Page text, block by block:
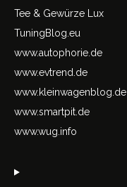
Tee & Gewürze Lux
TuningBlog.eu
www.autophorie.de
www.evtrend.de
www.kleinwagenblog.de
www.smartpit.de
www.wug.info